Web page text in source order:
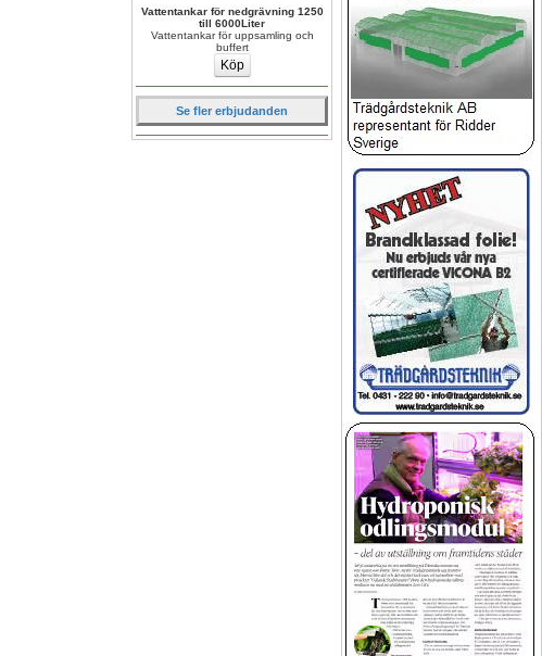
Vattentankar för nedgrävning 1250
till 6000Liter
Vattentankar för uppsamling och
buffert
Se fler erbjudanden